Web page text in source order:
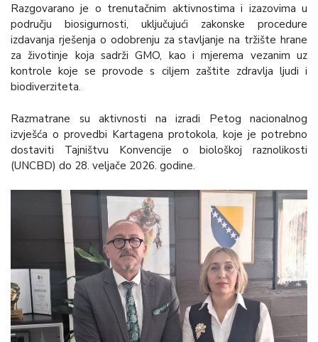
Razgovarano je o trenutačnim aktivnostima i izazovima u
području biosigurnosti, uključujući zakonske procedure
izdavanja rješenja o odobrenju za stavljanje na tržište hrane
za životinje koja sadrži GMO, kao i mjerema vezanim uz
kontrole koje se provode s ciljem zaštite zdravlja ljudi i
biodiverziteta.
Razmatrane su aktivnosti na izradi Petog nacionalnog
izvješća o provedbi Kartagena protokola, koje je potrebno
dostaviti Tajništvu Konvencije o biološkoj raznolikosti
(UNCBD) do 28. veljače 2026. godine.